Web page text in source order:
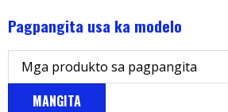
Pagpangita usa ka modelo
MANGITA